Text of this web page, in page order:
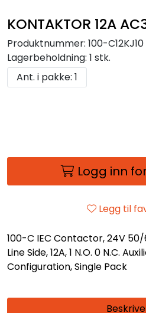
KONTAKTOR 12A
Produktnummer: 100-C12KJ10
Lagerbeholdning: 1 stk.
Ant. i pakke: 1
Logg inn
Legg til
100-C IEC Contactor, 24V
Line Side, 12A, 1 N.O. 0 N.C.
Configuration, Single Pack